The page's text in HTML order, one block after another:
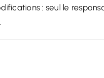
: seul le